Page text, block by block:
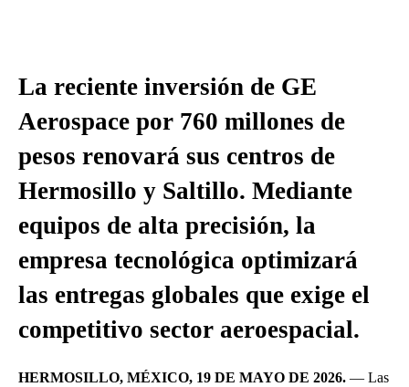
La reciente inversión de GE
Aerospace por 760 millones de
pesos renovará sus centros de
Hermosillo y Saltillo. Mediante
equipos de alta precisión, la
empresa tecnológica optimizará
las entregas globales que exige el
competitivo sector aeroespacial.
HERMOSILLO, MÉXICO, 19 DE MAYO DE 2026. — Las